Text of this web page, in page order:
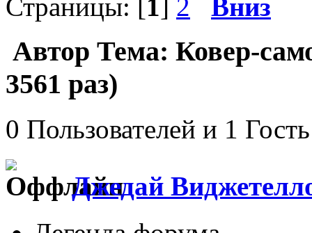
Страницы: [1] 2 Вниз
Автор Тема: Ковер-
3561 раз)
0 Пользователей и 1
Джедай